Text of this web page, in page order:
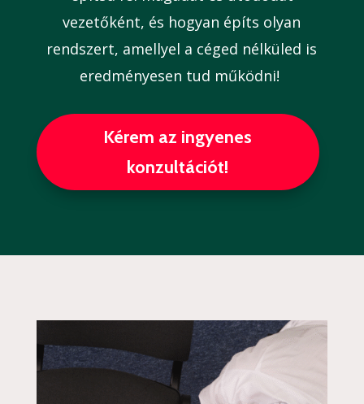
vezetőként, és hogyan építs olyan
rendszert, amellyel a céged nélküled is
eredményesen tud működni!
Kérem az ingyenes
konzultációt!